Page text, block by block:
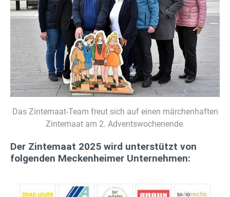
Das Zintemaat-Team freut sich auf einen märchenhaften
Zintemaat am 2. Adventswochenende.
Der Zintemaat 2025 wird unterstützt von
folgenden Meckenheimer Unternehmen: